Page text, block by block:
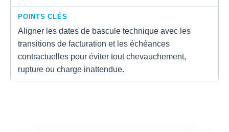
POINTS CLÉS
Aligner les dates de bascule technique avec les
transitions de facturation et les échéances
contractuelles pour éviter tout chevauchement,
rupture ou charge inattendue.